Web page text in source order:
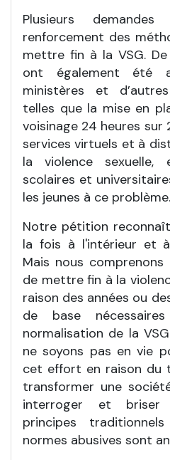
Plusieurs
renforcement des
mettre fin à la VSG.
ont également été
ministères et
telles que la mise en
voisinage 24 heures sur
services virtuels et à
la violence sexuelle,
scolaires et
les jeunes à ce problème.
Notre pétition
la fois à l'intérieur et
Mais nous
de mettre fin à la
raison des années ou
de base
normalisation de la
ne soyons pas en vie
cet effort en raison du
transformer une
interroger et briser
principes
normes abusives sont